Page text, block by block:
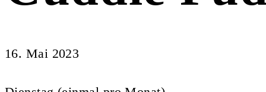
16. Mai 2023